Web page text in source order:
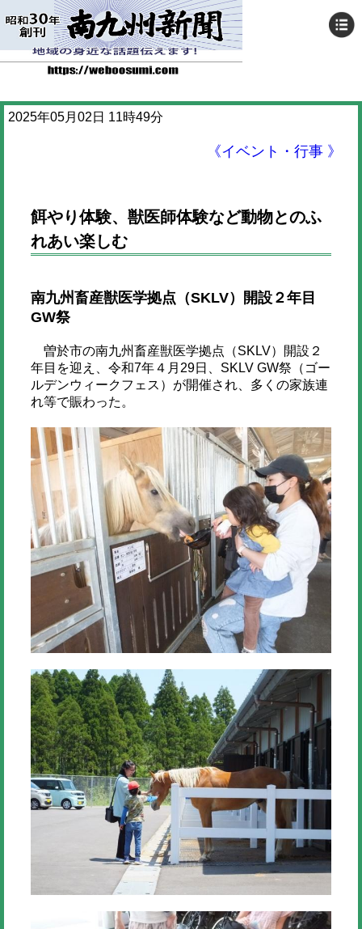
2025年05月02日 11時49分
《イベント・行事 》
餌やり体験、獣医師体験など動物とのふ
れあい楽しむ
南九州畜産獣医学拠点（SKLV）開設２年目
GW祭
曽於市の南九州畜産獣医学拠点（SKLV）開設２
年目を迎え、令和7年４月29日、SKLV GW祭（ゴー
ルデンウィークフェス）が開催され、多くの家族連
れ等で賑わった。